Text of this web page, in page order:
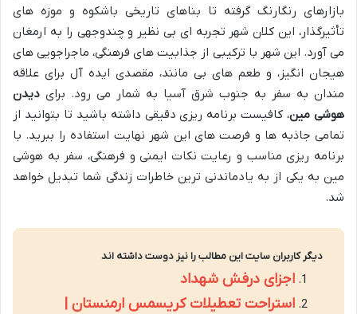
بازارهای رنگارنگ گرفته تا بناهای تاریخی باشکوه و موزه های
تأثیرگذار، این کلان شهر تجربه ای بی نظیر و چندوجهی را به ارمغان
می آورد. این شهر با ترکیبی از جذابیت های فرهنگی، ماجراجویی های
هیجان انگیز، و طعم های بی مانند، مقصدی ایده آل برای علاقه
مندان به سفر به جنوب شرق آسیا به شمار می رود. برای دیدن
هوشی مین، کافیست برنامه ریزی دقیقی داشته باشید تا بتوانید از
تمامی جاذبه ها و فرصت های این شهر نهایت استفاده را ببرید. با
برنامه ریزی مناسب و رعایت نکات ایمنی و فرهنگی، سفر به هوشی
مین به یکی از به یادماندنی ترین خاطرات زندگی شما تبدیل خواهد
شد.
دیگر کاربران سایت این مطالب را نیز دوست داشته اند
اجزای درفش شهداد
استراحت تعطیلات کریسمس ارمنستان |